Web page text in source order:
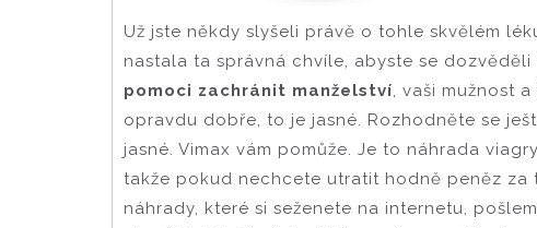
Už jste někdy slyšeli právě o tohle skvělém
nastala ta správná chvíle, abyste se
pomoci zachránit manželství, vaši mužnost
opravdu dobře, to je jasné. Rozhodněte se
jasné. Vimax vám pomůže. Je to náhrada viagry
takže pokud nechcete utratit hodně peněz za
náhrady, které si seženete na internetu,